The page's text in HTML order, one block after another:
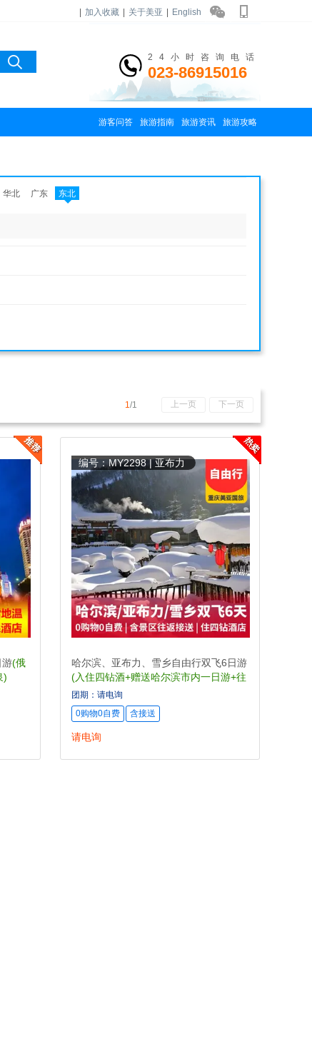
加入收藏 关于美亚 English
24小时咨询电话
023-86915016
游客问答 旅游指南 旅游资讯 旅游攻略
华北 广东 东北
下一页
1/1 上一页
游(俄
)
、手套、围巾三件套
编号：MY2298 | 亚布力
哈尔滨、亚布力、雪乡自由行双飞6日游
(入住四钻酒+赠送哈尔滨市内一日游+往
返的接送)
团期：请电询
0购物0自费
含接送
请电询